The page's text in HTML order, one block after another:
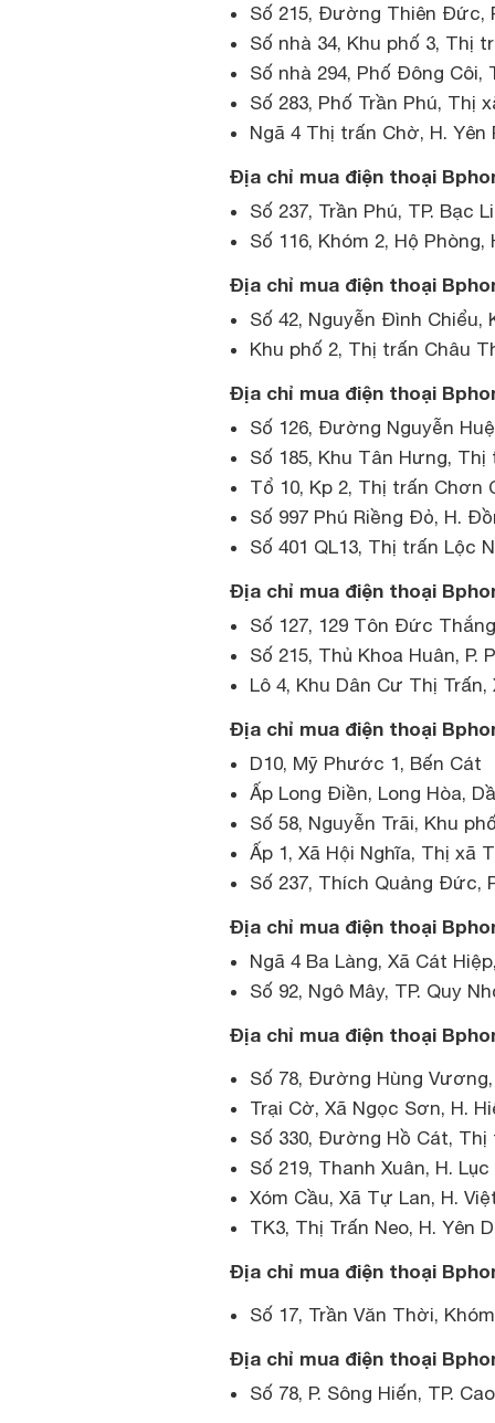
Số 215, Đường Thiên Đức,
Số nhà 34, Khu phố 3, Thị
Số nhà 294, Phố Đông
Số 283, Phố Trần Phú, Thị
Ngã 4 Thị trấn Chờ, H. Yên
Địa chỉ mua điện thoại
Số 237, Trần Phú, TP. Bạc
Số 116, Khóm 2, Hộ Phòng,
Địa chỉ mua điện thoại
Số 42, Nguyễn Đình Chiểu,
Khu phố 2, Thị trấn Châu
Địa chỉ mua điện thoại
Số 126, Đường Nguyễn
Số 185, Khu Tân Hưng,
Tổ 10, Kp 2, Thị trấn Chơn
Số 997 Phú Riềng Đỏ, H.
Số 401 QL13, Thị trấn Lộc
Địa chỉ mua điện thoại
Số 127, 129 Tôn Đức
Số 215, Thủ Khoa Huân, P.
Lô 4, Khu Dân Cư Thị
Địa chỉ mua điện thoại
D10, Mỹ Phước 1, Bến Cát
Ấp Long Điền, Long Hòa,
Số 58, Nguyễn Trãi, Khu
Ấp 1, Xã Hội Nghĩa, Thị xã
Số 237, Thích Quảng Đức,
Địa chỉ mua điện thoại
Ngã 4 Ba Làng, Xã Cát
Số 92, Ngô Mây, TP. Quy
Địa chỉ mua điện thoại
Số 78, Đường Hùng
Trại Cờ, Xã Ngọc Sơn, H.
Số 330, Đường Hồ Cát, Thị
Số 219, Thanh Xuân, H.
Xóm Cầu, Xã Tự Lan, H.
TK3, Thị Trấn Neo, H. Yên
Địa chỉ mua điện thoại
Số 17, Trần Văn Thời,
Địa chỉ mua điện thoại
Số 78, P. Sông Hiến, TP.